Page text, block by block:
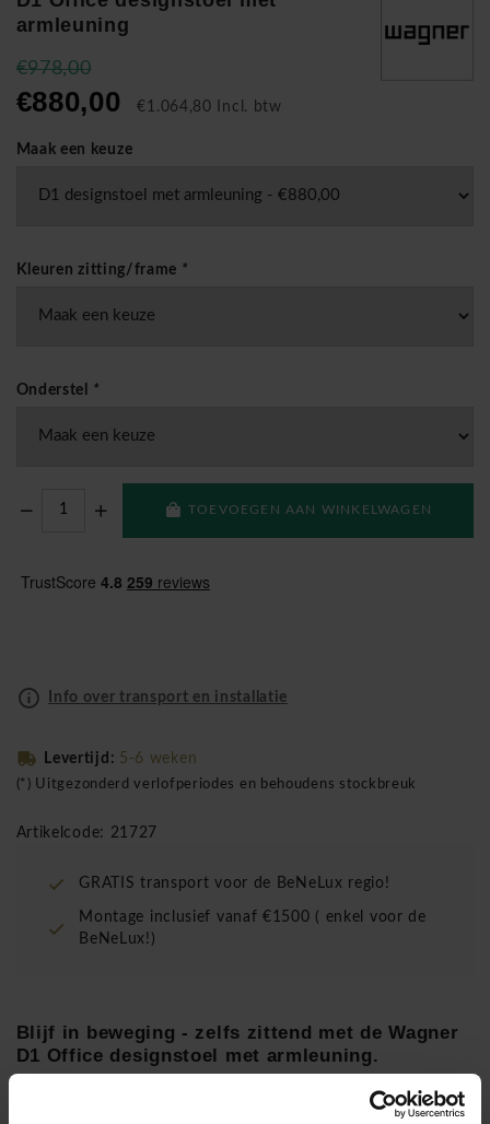
armleuning
€978,00
€880,00 €1.064,80 Incl. btw
Maak een keuze
Kleuren zitting/frame *
Onderstel *
TOEVOEGEN AAN WINKELWAGEN
Info over transport en installatie
Levertijd: 5-6 weken
(*) Uitgezonderd verlofperiodes en behoudens stockbreuk
Artikelcode: 21727
GRATIS transport voor de BeNeLux regio!
Montage inclusief vanaf €1500 ( enkel voor de
BeNeLux!)
Blijf in beweging - zelfs zittend met de Wagner
D1 Office designstoel met armleuning.
Stefan Diez voor Wagner Living